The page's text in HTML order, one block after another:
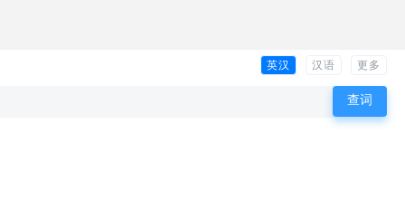
英汉 汉语 更多